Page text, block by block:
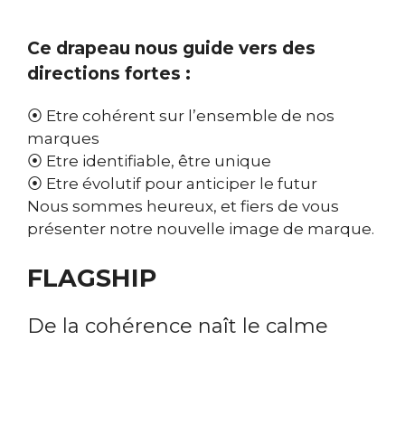
Ce drapeau nous guide vers des
directions fortes :
⦿ Etre cohérent sur l’ensemble de nos
marques
⦿ Etre identifiable, être unique
⦿ Etre évolutif pour anticiper le futur
Nous sommes heureux, et fiers de vous
présenter notre nouvelle image de marque.
FLAGSHIP
De la cohérence naît le calme